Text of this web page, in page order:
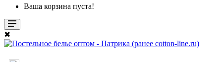
Ваша корзина пуста!
✖